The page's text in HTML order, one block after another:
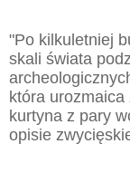
"Po kilkuletniej
skali świata
która
kurtyna z pary
opisie